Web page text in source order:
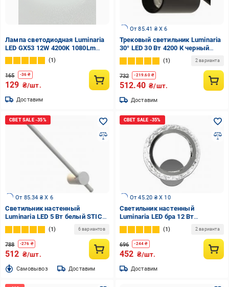
Лампа светодиодная Luminaria
LED GX53 12W 4200K 1080Lm
Белый нейтральный
1
165 -36 ₴
129 ₴/шт.
Доставим
От 85.41 ₴ X 6
Трековый светильник Luminaria
30° LED 30 Вт 4200 К черный
LTR80 30W BLACK
1 2 варианта
732 -219.60₴
512.40 ₴/шт.
Доставим
От 85.34 ₴ X 6
Светильник настенный
Luminaria LED 5 Вт белый STICK
5W L-400 WHITE
1 6 вариантов
788 -276 ₴
512 ₴/шт.
Cамовывоз Доставим
От 45.20 ₴ X 10
Светильник настенный
Luminaria LED бра 12 Вт
прозрачный/хром EUROPA 12W
R CHROME/ICE1 2 варианта
696 -244 ₴
452 ₴/шт.
Доставим